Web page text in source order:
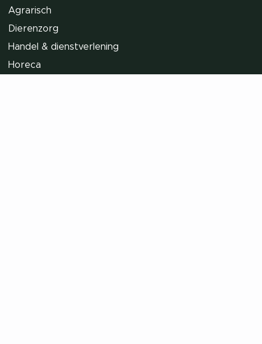
Agrarisch
Dierenzorg
Handel & dienstverlening
Horeca